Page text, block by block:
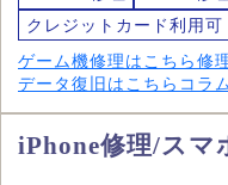
クレジットカード利用可
ゲーム機修理はこちら 修
データ復旧はこちら コラ
iPhone修理/スマ